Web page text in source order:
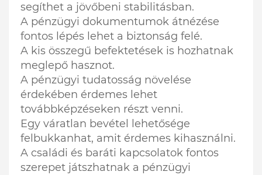
segíthet a jövőbeni stabilitásban.
A pénzügyi dokumentumok átnézése
fontos lépés lehet a biztonság felé.
A kis összegű befektetések is hozhatnak
meglepő hasznot.
A pénzügyi tudatosság növelése
érdekében érdemes lehet
továbbképzéseken részt venni.
Egy váratlan bevétel lehetősége
felbukkanhat, amit érdemes kihasználni.
A családi és baráti kapcsolatok fontos
szerepet játszhatnak a pénzügyi